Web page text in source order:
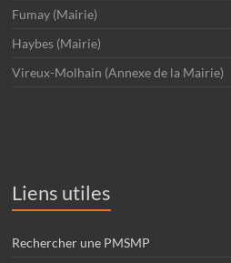
Fumay (Mairie)
Haybes (Mairie)
Vireux-Molhain (Annexe de la Mairie)
Liens utiles
Rechercher une PMSMP